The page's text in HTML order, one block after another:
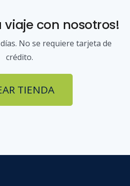
viaje con nosotros!
No se requiere tarjeta de
crédito.
TIENDA